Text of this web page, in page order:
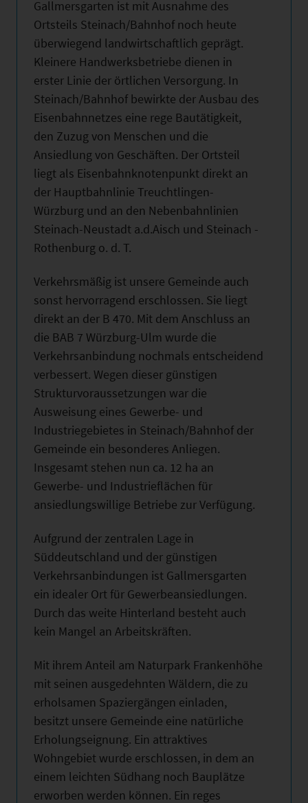
Gallmersgarten ist mit Ausnahme des
Ortsteils Steinach/Bahnhof noch heute
überwiegend landwirtschaftlich geprägt.
Kleinere Handwerksbetriebe dienen in
erster Linie der örtlichen Versorgung. In
Steinach/Bahnhof bewirkte der Ausbau des
Eisenbahnnetzes eine rege Bautätigkeit,
den Zuzug von Menschen und die
Ansiedlung von Geschäften. Der Ortsteil
liegt als Eisenbahnknotenpunkt direkt an
der Hauptbahnlinie Treuchtlingen-
Würzburg und an den Nebenbahnlinien
Steinach-Neustadt a.d.Aisch und Steinach -
Rothenburg o. d. T.
Verkehrsmäßig ist unsere Gemeinde auch
sonst hervorragend erschlossen. Sie liegt
direkt an der B 470. Mit dem Anschluss an
die BAB 7 Würzburg-Ulm wurde die
Verkehrsanbindung nochmals entscheidend
verbessert. Wegen dieser günstigen
Strukturvoraussetzungen war die
Ausweisung eines Gewerbe- und
Industriegebietes in Steinach/Bahnhof der
Gemeinde ein besonderes Anliegen.
Insgesamt stehen nun ca. 12 ha an
Gewerbe- und Industrieflächen für
ansiedlungswillige Betriebe zur Verfügung.
Aufgrund der zentralen Lage in
Süddeutschland und der günstigen
Verkehrsanbindungen ist Gallmersgarten
ein idealer Ort für Gewerbeansiedlungen.
Durch das weite Hinterland besteht auch
kein Mangel an Arbeitskräften.
Mit ihrem Anteil am Naturpark Frankenhöhe
mit seinen ausgedehnten Wäldern, die zu
erholsamen Spaziergängen einladen,
besitzt unsere Gemeinde eine natürliche
Erholungseignung. Ein attraktives
Wohngebiet wurde erschlossen, in dem an
einem leichten Südhang noch Bauplätze
erworben werden können. Ein reges